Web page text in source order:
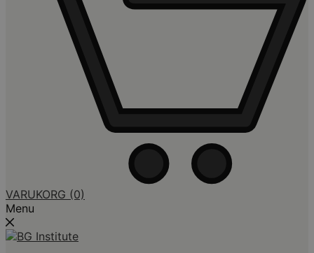
VARUKORG (0)
Menu